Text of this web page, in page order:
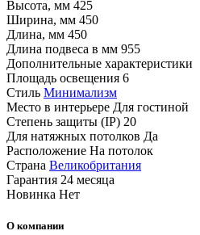
Высота, мм 425
Ширина, мм 450
Длина, мм 450
Длина подвеса в мм 955
Дополнительные характеристики
Площадь освещения 6
Стиль Минимализм
Место в интерьере Для гостиной
Степень защиты (IP) 20
Для натяжных потолков Да
Расположение На потолок
Страна Великобритания
Гарантия 24 месяца
Новинка Нет
О компании